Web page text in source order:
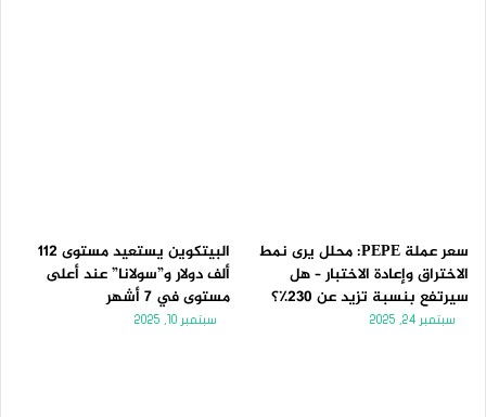
سعر عملة PEPE: محلل يرى نمط
الاختراق وإعادة الاختبار – هل
سيرتفع بنسبة تزيد عن 230٪؟
سبتمبر 24, 2025
البيتكوين يستعيد مستوى 112
ألف دولار و”سولانا” عند أعلى
مستوى في 7 أشهر
سبتمبر 10, 2025